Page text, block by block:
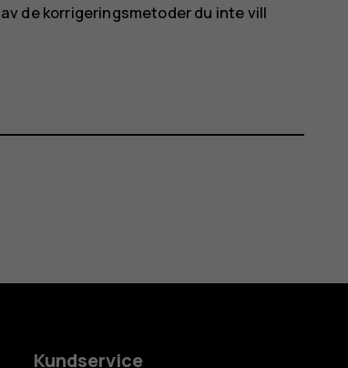
de korrigeringsmetoder du inte vill
Kundservice